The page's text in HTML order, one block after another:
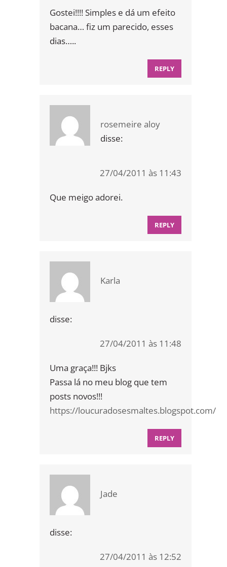
Gostei!!!! Simples e dá um efeito
bacana… fiz um parecido, esses
dias…..
REPLY
rosemeire aloy
disse:
27/04/2011 às 11:43
Que meigo adorei.
REPLY
Karla
disse:
27/04/2011 às 11:48
Uma graça!!! Bjks
Passa lá no meu blog que tem
posts novos!!!
https://loucuradosesmaltes.blogspot.com/
REPLY
Jade
disse:
27/04/2011 às 12:52